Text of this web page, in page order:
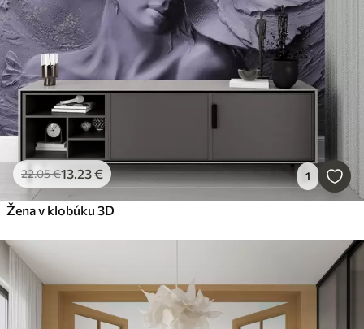
22.05€13.23€ 1
Žena v klobúku 3D